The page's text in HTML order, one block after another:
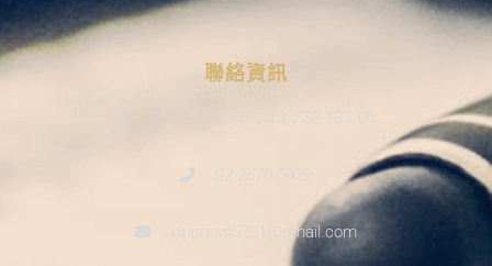
聯絡資訊
9：30-12：00；13：30-18：00
02-2570-5439
wppress0731@gmail.com